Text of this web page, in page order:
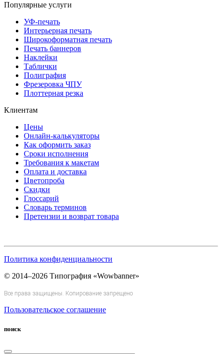
Популярные услуги
УФ-печать
Интерьерная печать
Широкоформатная печать
Печать баннеров
Наклейки
Таблички
Полиграфия
Фрезеровка ЧПУ
Плоттерная резка
Клиентам
Цены
Онлайн-калькуляторы
Как оформить заказ
Сроки исполнения
Требования к макетам
Оплата и доставка
Цветопроба
Скидки
Глоссарий
Словарь терминов
Претензии и возврат товара
Политика конфиденциальности
© 2014–2026 Типография «Wowbanner»
Все права защищены. Копирование запрещено
Пользовательское соглашение
поиск